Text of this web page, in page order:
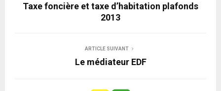
Taxe foncière et taxe d’habitation plafonds
2013
ARTICLE SUIVANT
Le médiateur EDF